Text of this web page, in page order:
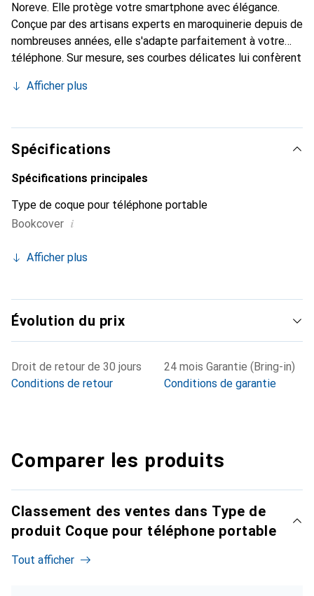
Noreve. Elle protège votre smartphone avec élégance.
Conçue par des artisans experts en maroquinerie depuis de
nombreuses années, elle s'adapte parfaitement à votre
téléphone. Sur mesure, ses courbes délicates lui confèrent
et indispensable pour votre smartphone. Reconnaître
marque Noreve est un choix sûr pour une clientèle
exigeante.
Afficher plus
Spécifications
Spécifications principales
Type de coque pour téléphone portable
Bookcover i
Afficher plus
Évolution du prix
Droit de retour de 30 jours
Conditions de retour
24 mois Garantie (Bring-in)
Conditions de garantie
Comparer les produits
Classement des ventes dans Type de
produit Coque pour téléphone portable
Tout afficher